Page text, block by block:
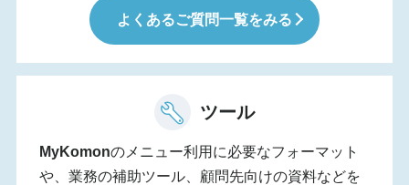
よくあるご質問一覧をみる
ツール
MyKomonのメニュー利用に必要なフォーマット
や、業務の補助ツール、顧問先向けの資料などを